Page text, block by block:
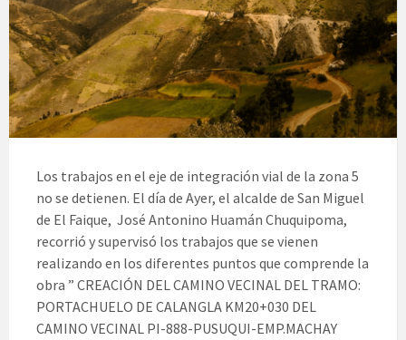
Los trabajos en el eje de integración vial de la zona 5
no se detienen. El día de Ayer, el alcalde de San Miguel
de El Faique, José Antonino Huamán Chuquipoma,
recorrió y supervisó los trabajos que se vienen
realizando en los diferentes puntos que comprende la
obra ” CREACIÓN DEL CAMINO VECINAL DEL TRAMO:
PORTACHUELO DE CALANGLA KM20+030 DEL
CAMINO VECINAL PI-888-PUSUQUI-EMP.MACHAY